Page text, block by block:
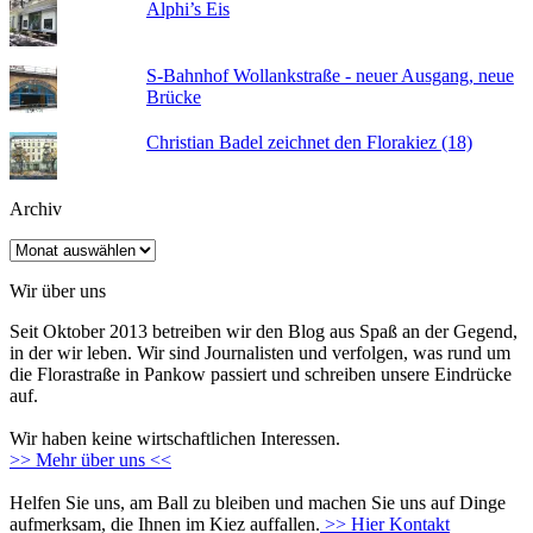
Alphi’s Eis
S-Bahnhof Wollankstraße - neuer Ausgang, neue
Brücke
Christian Badel zeichnet den Florakiez (18)
Archiv
Archiv
Wir über uns
Seit Oktober 2013 betreiben wir den Blog aus Spaß an der Gegend,
in der wir leben. Wir sind Journalisten und verfolgen, was rund um
die Florastraße in Pankow passiert und schreiben unsere Eindrücke
auf.
Wir haben keine wirtschaftlichen Interessen.
>> Mehr über uns <<
Helfen Sie uns, am Ball zu bleiben und machen Sie uns auf Dinge
aufmerksam, die Ihnen im Kiez auffallen. >> Hier Kontakt